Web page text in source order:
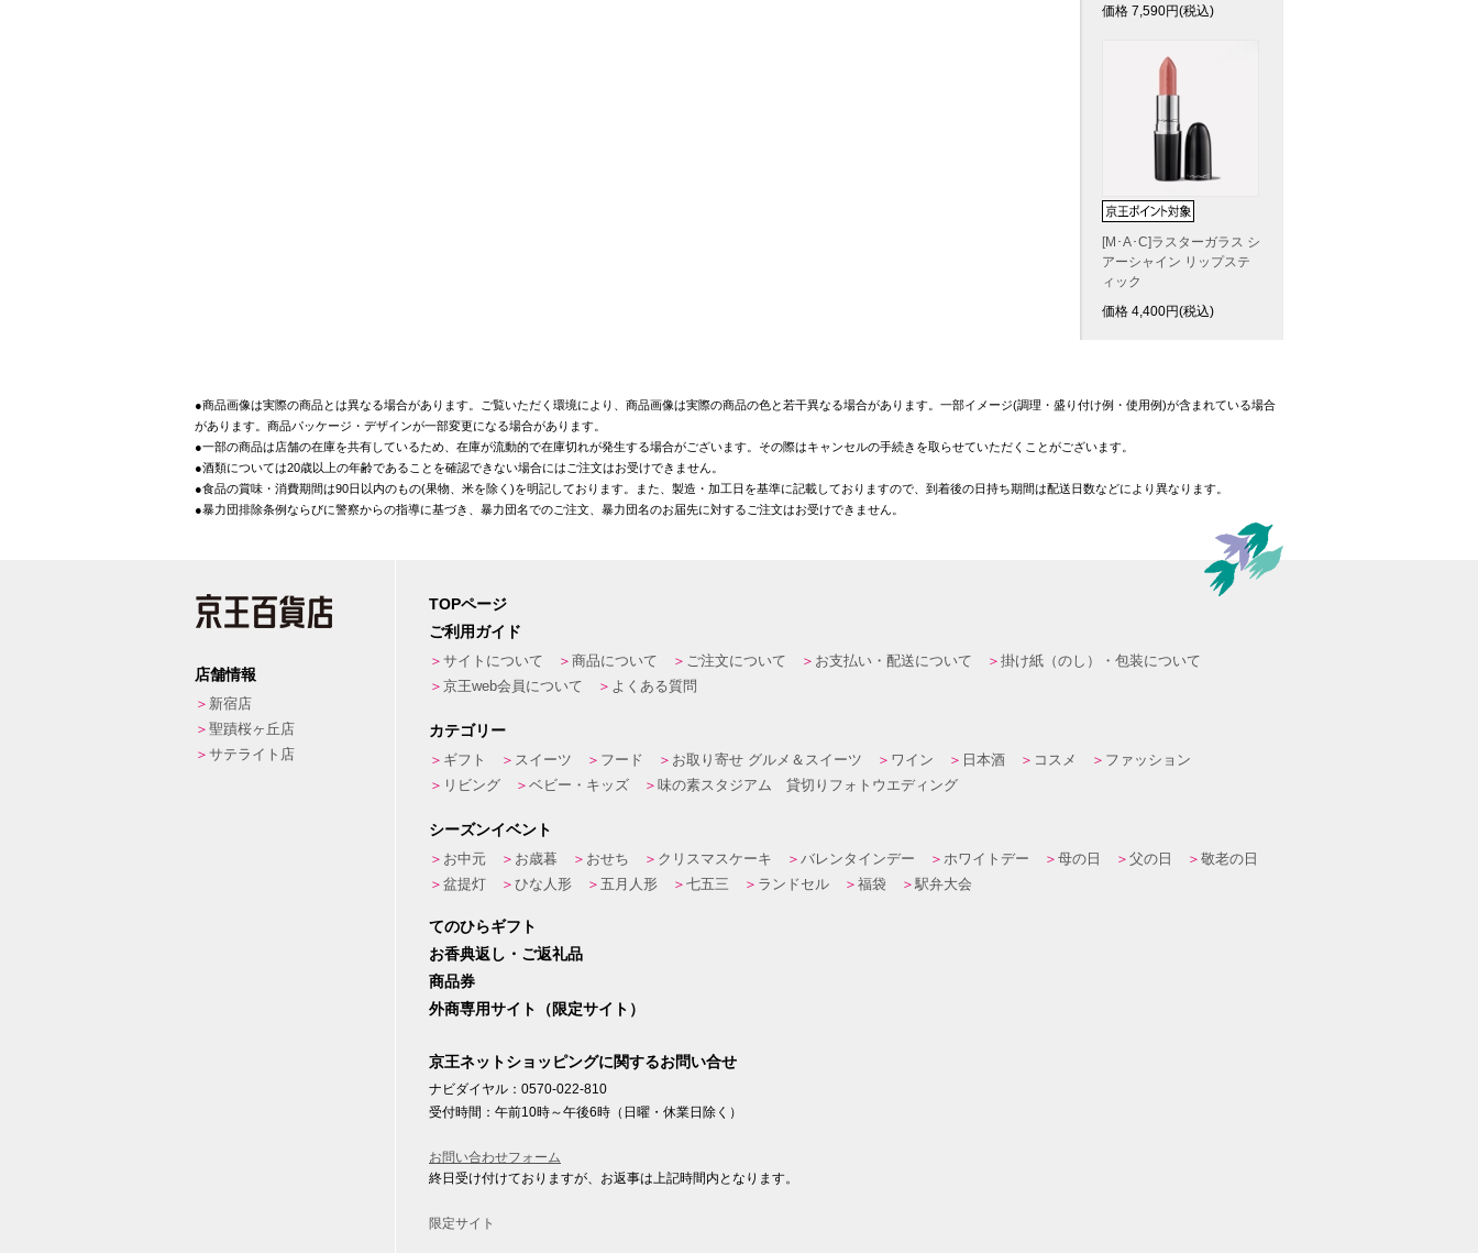
価格 7,590円(税込)
[M･A･C]ラスターガラス シ
アーシャイン リップステ
ィック
価格 4,400円(税込)
●商品画像は実際の商品とは異なる場合があります。ご覧いただく環境により、商品画像は実際の商品の色と若干異なる場合があります。一部イメージ(調理・盛り付け例・使用例)が含まれている場合
があります。商品パッケージ・デザインが一部変更になる場合があります。
●一部の商品は店舗の在庫を共有しているため、在庫が流動的で在庫切れが発生する場合がございます。その際はキャンセルの手続きを取らせていただくことがございます。
●酒類については20歳以上の年齢であることを確認できない場合にはご注文はお受けできません。
●食品の賞味・消費期間は90日以内のもの(果物、米を除く)を明記しております。また、製造・加工日を基準に記載しておりますので、到着後の日持ち期間は配送日数などにより異なります。
●暴力団排除条例ならびに警察からの指導に基づき、暴力団名でのご注文、暴力団名のお届先に対するご注文はお受けできません。
店舗情報
新宿店
聖蹟桜ヶ丘店
サテライト店
TOPページ
ご利用ガイド
サイトについて 商品について ご注文について お支払い・配送について
掛け紙（のし）・包装について
京王web会員について
よくある質問
カテゴリー
ギフト スイーツ フード お取り寄せ グルメ＆スイーツ ワイン 日本酒 コスメ
ファッション
リビング
ベビー・キッズ 味の素スタジアム 貸切りフォトウエディング
シーズンイベント
お中元 お歳暮 おせち クリスマスケーキ バレンタインデー ホワイトデー 母の日 父の日
敬老の日
盆提灯
ひな人形 五月人形 七五三 ランドセル 福袋 駅弁大会
てのひらギフト
お香典返し・ご返礼品
商品券
外商専用サイト（限定サイト）
京王ネットショッピングに関するお問い合せ
ナビダイヤル：0570-022-810
受付時間：午前10時～午後6時（日曜・休業日除く）
お問い合わせフォーム
終日受け付けておりますが、お返事は上記時間内となります。
限定サイト